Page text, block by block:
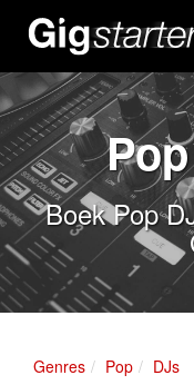
Boek Pop
Genres Pop DJs